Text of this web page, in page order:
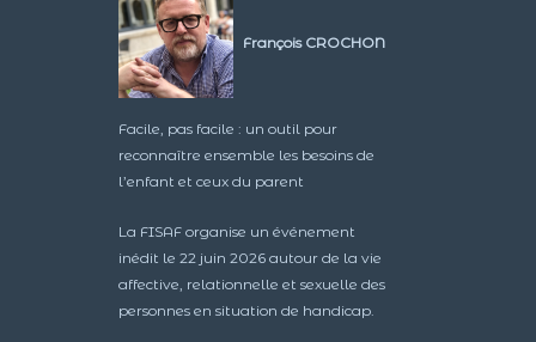
François CROCHON
Facile, pas facile : un outil pour
reconnaître ensemble les besoins de
l’enfant et ceux du parent
La FISAF organise un événement
inédit le 22 juin 2026 autour de la vie
affective, relationnelle et sexuelle des
personnes en situation de handicap.